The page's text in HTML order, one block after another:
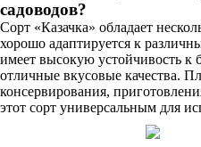
садоводов?
Сорт «Казачка» обладает
хорошо адаптируется к
имеет высокую устойчивость к
отличные вкусовые качества.
консервирования,
этот сорт универсальным для